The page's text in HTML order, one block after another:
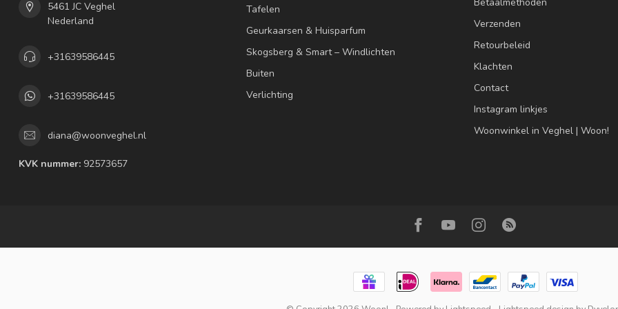
5461 JC Veghel
Nederland
+31639586445
+31639586445
diana@woonveghel.nl
KVK nummer: 92573657
Tafelen
Geurkaarsen & Huisparfum
Skogsberg & Smart – Windlichten
Buiten
Verlichting
Verzenden
Retourbeleid
Klachten
Contact
Instagram linkjes
Woonwinkel in Veghel | Woon!